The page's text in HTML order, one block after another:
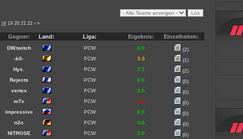
18 19 20 21 22 › »
Gegner: Land: Liga: Ergebnis: Einzelheiten:
DW.twitch PCW 6:0
(2)
-k0- PCW 3:3
(1)
Hys. PCW 7:1
(2)
Rejects PCW 6:0
(0)
vertex PCW 3:0
(0)
mTx PCW 1:4
(0)
impressive PCW 6:0
(0)
n2o PCW 6:0
(0)
NITROSE PCW 3:0
(0)